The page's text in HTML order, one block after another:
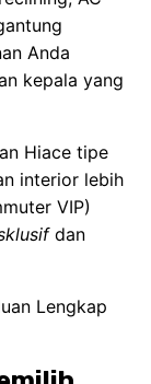
Anda
kepala yang
Hiace tipe
interior lebih
VIP)
dan
Lengkap